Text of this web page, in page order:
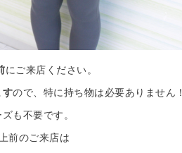
にご来店ください。
すので、特に持ち物は必要ありません！
も不要です。
前のご来店は